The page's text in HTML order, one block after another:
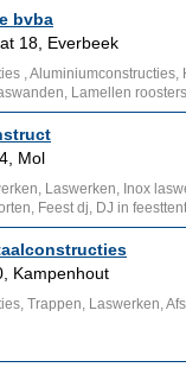
bvba
18, Everbeek
,
Lamellen
Mol
Laswerken, Inox
Feest dj, DJ in
Kampenhout
Trappen, Laswerken,